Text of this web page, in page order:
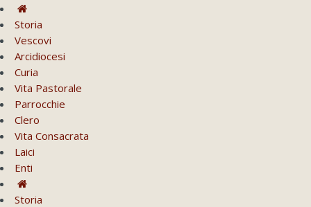
Storia
Vescovi
Arcidiocesi
Curia
Vita Pastorale
Parrocchie
Clero
Vita Consacrata
Laici
Enti
Storia